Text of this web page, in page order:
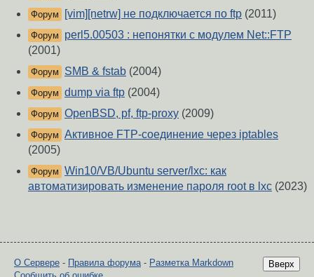
Форум [vim][netrw] не подключается по ftp (2011)
Форум
perl5.00503 : непонятки с модулем Net::FTP
(2001)
Форум SMB & fstab (2004)
Форум dump via ftp (2004)
Форум OpenBSD, pf, ftp-proxy (2009)
Форум Активное FTP-соединение через iptables
(2005)
Форум Win10/VB/Ubuntu server/lxc: как
автоматизировать изменение пароля root в lxc (2023)
Вверх
О Сервере - Правила форума- Разметка Markdown